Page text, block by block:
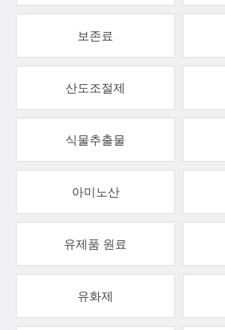
보존료
산도조절제
식물추출물
아미노산
유제품 원료
유화제